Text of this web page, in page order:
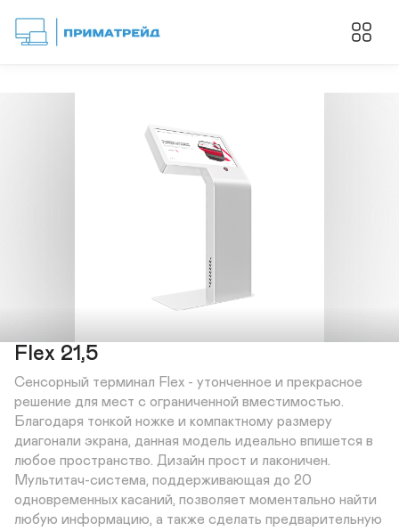
Flex 21,5
Сенсорный терминал Flex - утонченное и прекрасное
решение для мест с ограниченной вместимостью.
Благодаря тонкой ножке и компактному размеру
диагонали экрана, данная модель идеально впишется в
любое пространство. Дизайн прост и лаконичен.
Мультитач-система, поддерживающая до 20
одновременных касаний, позволяет моментально найти
любую информацию, а также сделать предварительную